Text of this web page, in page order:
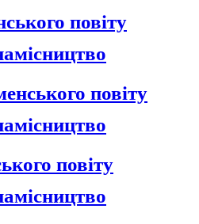
повіту
повіту
повіту